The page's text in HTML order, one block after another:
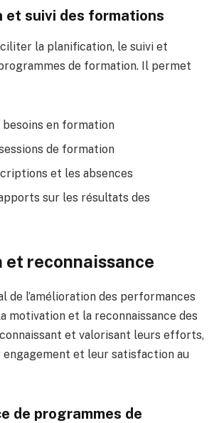
et suivi des formations
la planification, le suivi et
de formation. Il permet
en formation
de formation
et les absences
sur les résultats des
reconnaissance
de l’amélioration des performances
motivation et la reconnaissance des
et valorisant leurs efforts,
engagement et leur satisfaction au
de programmes de